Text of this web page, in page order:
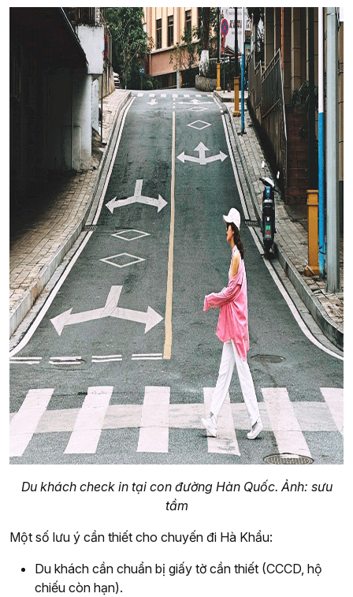
Du khách check in tại con đường Hàn Quốc. Ảnh: sưu
tầm
Một số lưu ý cần thiết cho chuyến đi Hà Khẩu:
Du khách cần chuẩn bị giấy tờ cần thiết (CCCD, hộ
chiếu còn hạn).